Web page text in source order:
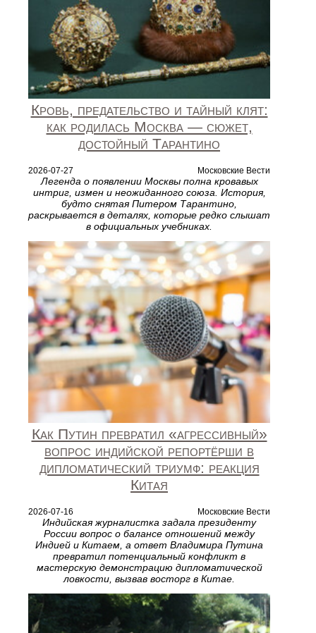
Кровь, предательство и тайный клят:
как родилась Москва — сюжет,
достойный Тарантино
2026-07-27 Московские Вести
Легенда о появлении Москвы полна кровавых
интриг, измен и неожиданного союза. История,
будто снятая Питером Тарантино,
раскрывается в деталях, которые редко слышат
в официальных учебниках.
Как Путин превратил «агрессивный»
вопрос индийской репортёрши в
дипломатический триумф: реакция
Китая
2026-07-16 Московские Вести
Индийская журналистка задала президенту
России вопрос о балансе отношений между
Индией и Китаем, а ответ Владимира Путина
превратил потенциальный конфликт в
мастерскую демонстрацию дипломатической
ловкости, вызвав восторг в Китае.